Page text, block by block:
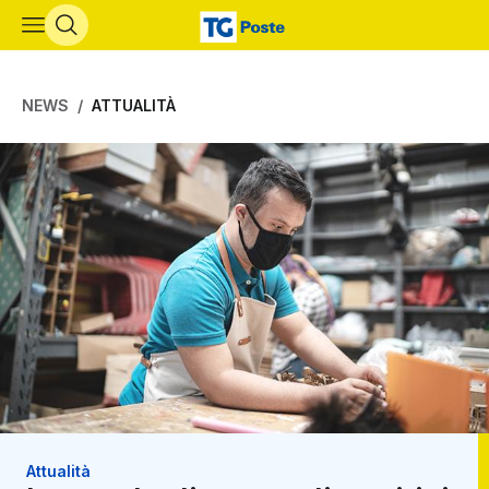
Vai al contenuto principale
NEWS ATTUALITÀ
Attualità